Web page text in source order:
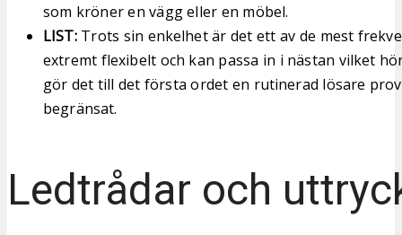
som kröner en vägg eller en möbel.
LIST:Trots sin enkelhet är det ett av de mest
extremt flexibelt och kan passa in i nästan vilket
gör det till det första ordet en rutinerad lösare
begränsat.
Ledtrådar och